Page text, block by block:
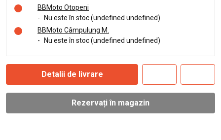
BBMoto Otopeni
-
Nu este în stoc (undefined undefined)
BBMoto Câmpulung M.
-
Nu este în stoc (undefined undefined)
Detalii de livrare
Rezervați în magazin